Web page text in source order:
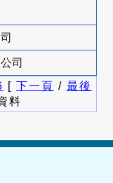
司
[ 下一頁 / 最後
料